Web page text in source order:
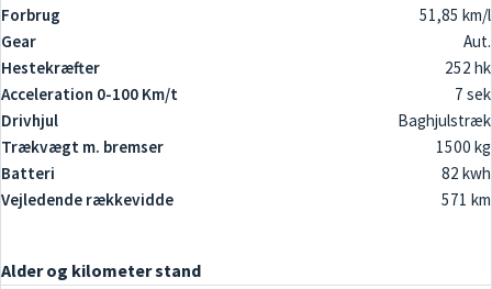
Forbrug
51,85 km/l
Gear
Aut.
Hestekræfter
252 hk
Acceleration 0-100 Km/t
7 sek
Drivhjul
Baghjulstræk
Trækvægt m. bremser
1500 kg
Batteri
82 kwh
Vejledende rækkevidde
571 km
Alder og kilometer stand